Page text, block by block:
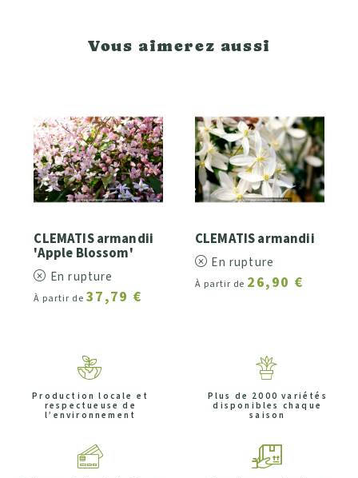
Vous aimerez aussi
CLEMATIS armandii
'Apple Blossom'
En rupture
À partir de 37,79 €
CLEMATIS armandii
En rupture
À partir de 26,90 €
Production locale et
respectueuse de
l’environnement
Plus de 2000 variétés
disponibles chaque
saison